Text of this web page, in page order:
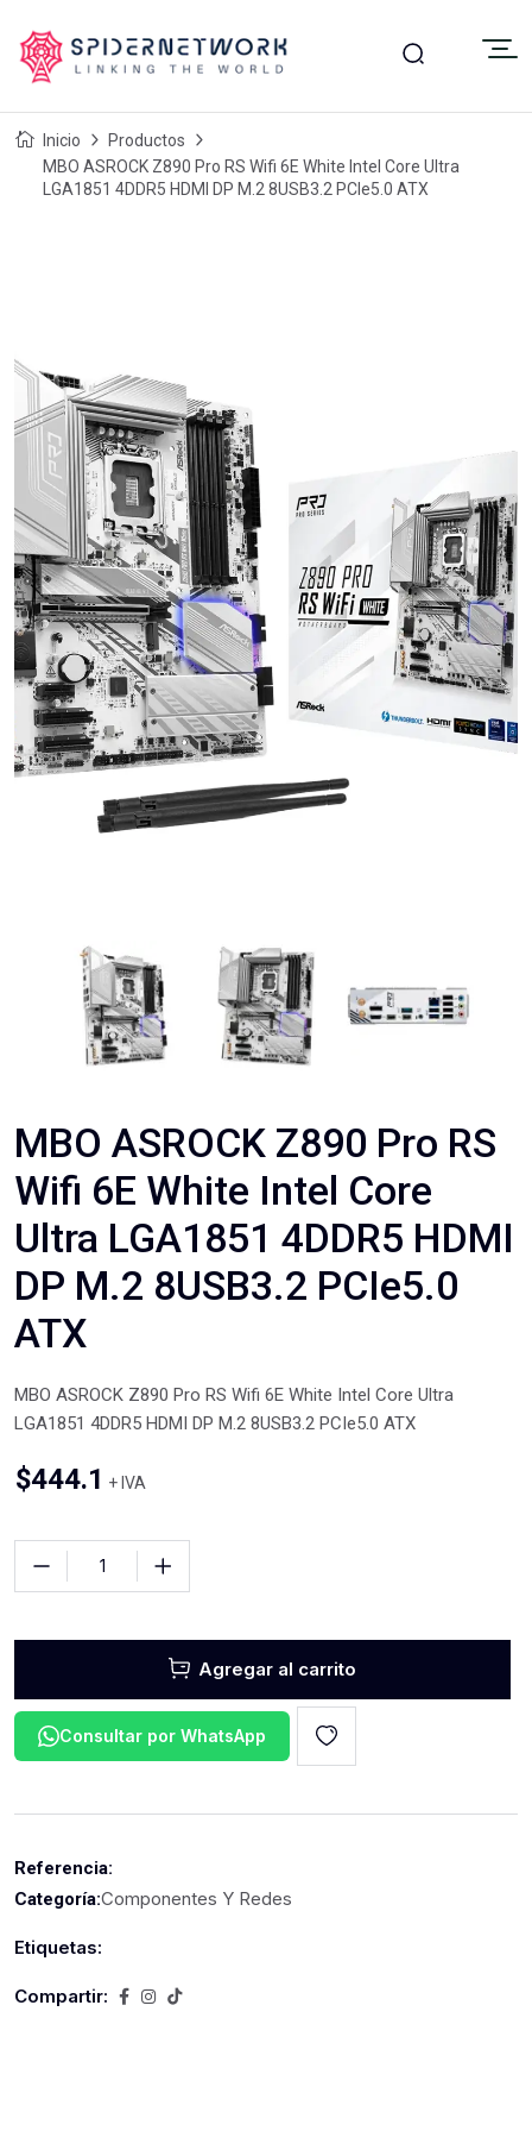
Inicio
Productos
MBO ASROCK Z890 Pro RS Wifi 6E White Intel Core Ultra
LGA1851 4DDR5 HDMI DP M.2 8USB3.2 PCIe5.0 ATX
MBO ASROCK Z890 Pro RS
Wifi 6E White Intel Core
Ultra LGA1851 4DDR5 HDMI
DP M.2 8USB3.2 PCIe5.0
ATX
MBO ASROCK Z890 Pro RS Wifi 6E White Intel Core Ultra
LGA1851 4DDR5 HDMI DP M.2 8USB3.2 PCIe5.0 ATX
$444.1 + IVA
Agregar al carrito
Consultar por WhatsApp
Referencia:
Categoría:Componentes Y Redes
Etiquetas:
Compartir: